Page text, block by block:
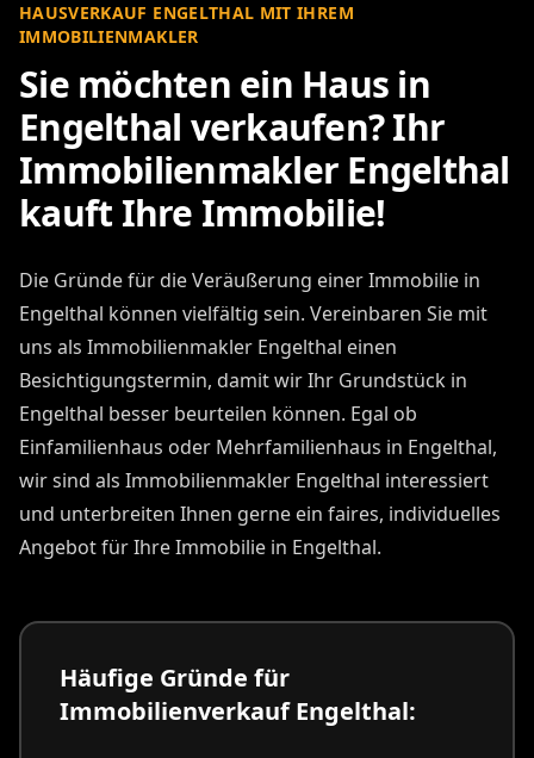
HAUSVERKAUF ENGELTHAL MIT IHREM
IMMOBILIENMAKLER
Sie möchten ein Haus in
Engelthal verkaufen? Ihr
Immobilienmakler Engelthal
kauft Ihre Immobilie!
Die Gründe für die Veräußerung einer Immobilie in
Engelthal können vielfältig sein. Vereinbaren Sie mit
uns als Immobilienmakler Engelthal einen
Besichtigungstermin, damit wir Ihr Grundstück in
Engelthal besser beurteilen können. Egal ob
Einfamilienhaus oder Mehrfamilienhaus in Engelthal,
wir sind als Immobilienmakler Engelthal interessiert
und unterbreiten Ihnen gerne ein faires, individuelles
Angebot für Ihre Immobilie in Engelthal.
Häufige Gründe für
Immobilienverkauf Engelthal: